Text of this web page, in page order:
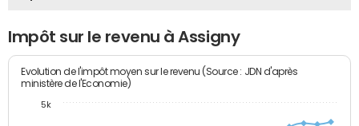
Impôt sur le revenu à Assigny
Evolution de l'impôt moyen sur le revenu (Source : JDN d'après
ministère de l'Economie)
5k